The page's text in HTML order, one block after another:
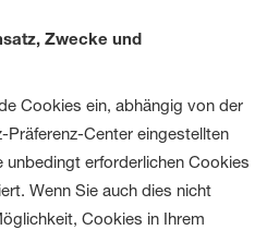
Zwecke und
Cookies ein, abhängig von der
Center eingestellten
erforderlichen Cookies
Wenn Sie auch dies nicht
Cookies in Ihrem